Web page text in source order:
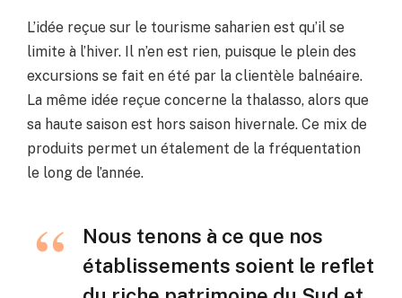
L’idée reçue sur le tourisme saharien est qu’il se
limite à l’hiver. Il n’en est rien, puisque le plein des
excursions se fait en été par la clientèle balnéaire.
La même idée reçue concerne la thalasso, alors que
sa haute saison est hors saison hivernale. Ce mix de
produits permet un étalement de la fréquentation
le long de l’année.
Nous tenons à ce que nos
établissements soient le reflet